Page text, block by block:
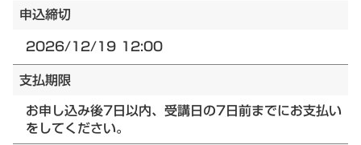
申込締切
2026/12/19 12:00
支払期限
お申し込み後7日以内、受講日の7日前までにお支払い
をしてください。